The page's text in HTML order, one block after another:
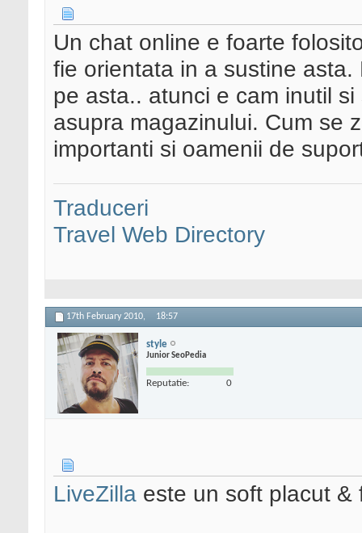
Un chat online e foarte
fie orientata in a sustine
pe asta.. atunci e cam inutil
asupra magazinului. Cum se
importanti si oamenii de
Traduceri
Travel Web Directory
17th February 2010, 18:57
style
Junior SeoPedia
Reputatie: 0
LiveZilla este un soft placut &